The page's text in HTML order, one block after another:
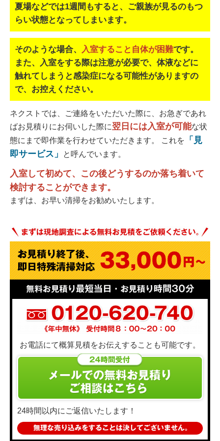
夏場などでは1週間もすると、ご親族が見るのもつ
らい状態となってしまいます。
そのような場合、 入室すること自体が困難です。
また、入室をする際は注意が必要で、 体液などに
触れてしまうと感染症になる可能性がありますの
で、お控えください。
ネクストでは、ご連絡をいただいた際に、お急ぎであれ
ばお見積りにお伺いした際に翌日には入室が可能な状
態にまで即作業を行わせていただきます。 これを
「見
即サービス」
と呼んでいます。
入室して初めて、この後どうするのか落ち着いて
検討することができます。
まずは、お早い清掃をお勧めいたします。
お電話にて概算見積をお伝えすることも可能です。
24時間以内にご返信いたします！